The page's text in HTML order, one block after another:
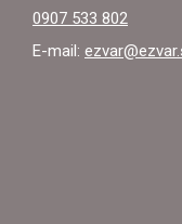
0907 533 802
E-mail: